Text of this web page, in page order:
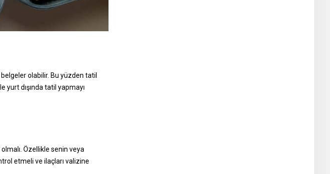
olabilir. Bu yüzden tatil
yurt dışında tatil yapmayı
Özellikle senin veya
etmeli ve ilaçları valizine